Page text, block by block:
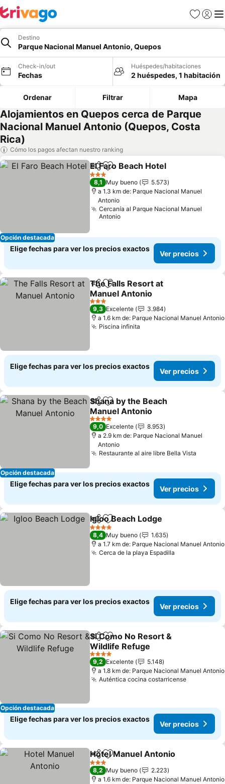
Favoritos
Iniciar
Destino
Parque Nacional Manuel Antonio, Quepos
Check-in/out
Fechas
Huéspedes/habitaciones
2 huéspedes, 1 habitación
Ordenar Filtrar Mapa
Alojamientos en Quepos cerca de Parque
Nacional Manuel Antonio (Quepos, Costa
Rica)
Cómo los pagos afectan nuestro ranking
Opción destacada
CompartirAgregar a favoritos
El Faro Beach Hotel
3 Estrellas
8,1 Muy bueno
5.573
a 1.3 km de: Parque Nacional Manuel
Antonio
Cercanía al Parque Nacional Manuel
Antonio
Elige fechas para ver los precios exactos
Ver precios
Compartir
Agregar a favoritos
The Falls Resort at
Manuel Antonio
Ver precios
3 Estrellas
9,3 Excelente
3.984
a 1.6 km de: Parque Nacional Manuel Antonio
Piscina infinita
Elige fechas para ver los precios exactos
Ver precios
Opción destacada
CompartirAgregar a favoritos
Shana by the Beach
Manuel Antonio
Ver precios
4 Estrellas
9,0 Excelente
8.953
a 2.9 km de: Parque Nacional Manuel
Antonio
Restaurante al aire libre Bella Vista
Elige fechas para ver los precios exactos
Ver precios
CompartirAgregar a favoritos
Igloo Beach Lodge
4 Estrellas
8,4 Muy bueno
1.635
a 1.7 km de: Parque Nacional Manuel Antonio
Cerca de la playa Espadilla
Elige fechas para ver los precios exactos
Ver precios
Opción destacada
CompartirAgregar a favoritos
Si Como No Resort &
Wildlife Refuge
Ver precios
4 Estrellas
9,2 Excelente
5.148
a 1.8 km de: Parque Nacional Manuel Antonio
Auténtica cocina costarricenseVer
Elige fechas para ver los precios exactos
Ver precios
CompartirAgregar a favoritos
Hotel Manuel Antonio
3 Estrellas
8,2 Muy bueno
2.223
a 1.6 km de: Parque Nacional Manuel Antonio